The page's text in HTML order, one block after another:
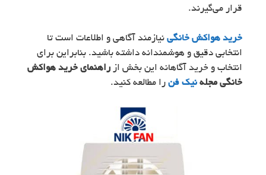
قرار می‌گیرند.
خرید هواکش خانگی نیازمند آگاهی و اطلاعات است تا
انتخابی دقیق و هوشمندانه داشته باشید. بنابراین برای
انتخاب و خرید آگاهانه این بخش از راهنمای خرید هواکش
خانگی مجله نیک فن را مطالعه کنید.